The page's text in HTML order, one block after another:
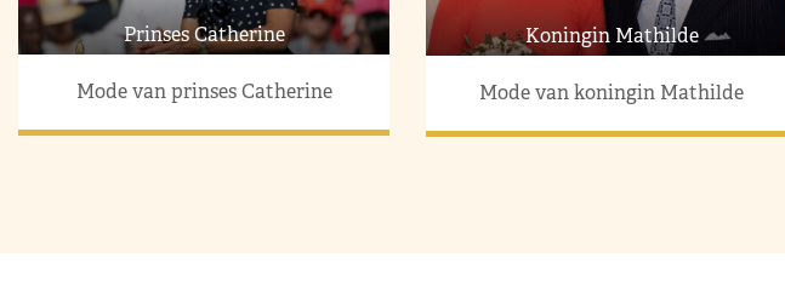
Prinses Catherine
Mode van prinses Catherine
Koningin Mathilde
Mode van koningin Mathilde